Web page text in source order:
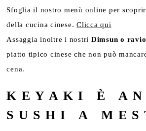
Sfoglia il nostro menù online per
della cucina cinese.Clicca qui
Assaggia inoltre i nostri Dimsun o
piatto tipico cinese che non può
cena.
KEYAKI È
SUSHI A